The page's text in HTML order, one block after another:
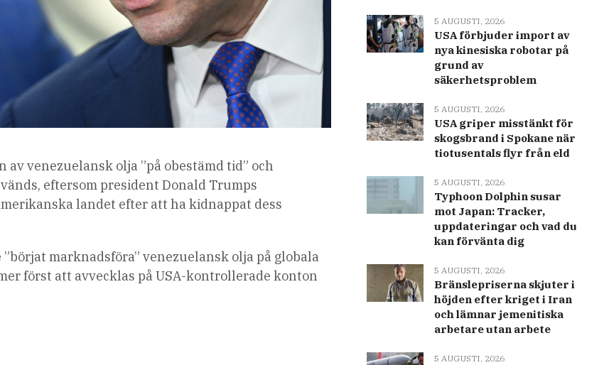
venezuelansk olja ”på obestämd tid” och
eftersom president Donald Trumps
landet efter att ha kidnappat dess
marknadsföra” venezuelansk olja på globala
först att avvecklas på USA-kontrollerade konton
5 AUGUSTI, 2026
USA förbjuder import av
nya kinesiska robotar på
grund av
säkerhetsproblem
5 AUGUSTI, 2026
USA griper misstänkt för
skogsbrand i Spokane när
tiotusentals flyr från eld
5 AUGUSTI, 2026
Typhoon Dolphin susar
mot Japan: Tracker,
uppdateringar och vad du
kan förvänta dig
5 AUGUSTI, 2026
Bränslepriserna skjuter i
höjden efter kriget i Iran
och lämnar jemenitiska
arbetare utan arbete
5 AUGUSTI, 2026